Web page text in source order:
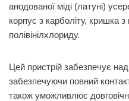
анодованої міді (латуні)
корпус з карболіту, кришка
полівінілхлориду.
Цей пристрій забезпечує
забезпечуючи повний
також уможливлює